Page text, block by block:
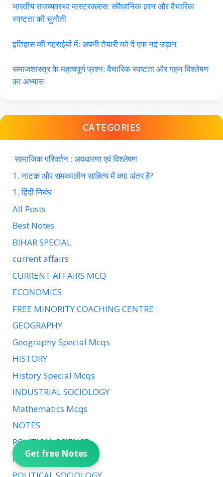
Get free Notes
भारतीय राजव्यवस्था मास्टरक्लास: संवैधानिक ज्ञान और वैचारिक
स्पष्टता की चुनौती
इतिहास की गहराईयों में: अपनी तैयारी को दें एक नई उड़ान
समाजशास्त्र के महत्वपूर्ण प्रश्न: वैचारिक स्पष्टता और गहन विश्लेषण
का अभ्यास
CATEGORIES
सामाजिक परिवर्तन : अवधारणा एवं विश्लेषण
1. नाटक और समकालीन साहित्य में क्या अंतर है?
1. हिंदी निबंध
All Posts
Best Notes
BIHAR SPECIAL
current affairs
CURRENT AFFAIRS MCQ
ECONOMICS
FREE MINORITY COACHING CENTRE
GEOGRAPHY
Geography Special Mcqs
HISTORY
History Special Mcqs
INDUSTRIAL SOCIOLOGY
Mathematics Mcqs
NOTES
POLITICAL SCIENCE
Political Science Mcqs